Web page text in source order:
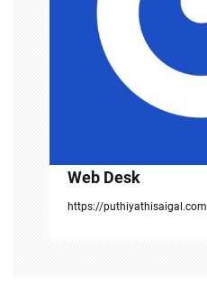
Web Desk
https://puthiyathisaigal.com